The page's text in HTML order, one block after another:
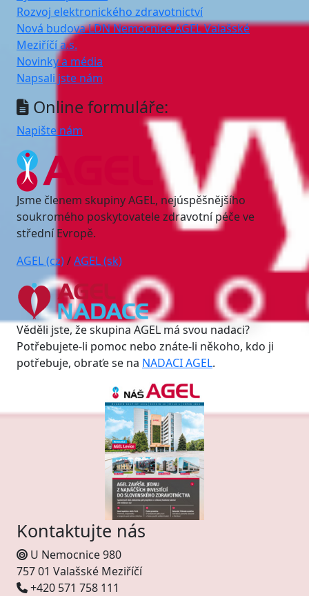
Rozvoj elektronického zdravotnictví
Nová budova LDN Nemocnice AGEL Valašské
Meziříčí a.s.
Novinky a média
Napsali jste nám
Online formuláře:
Napište nám
Jsme členem skupiny AGEL, nejúspěšnějšího
soukromého poskytovatele zdravotní péče ve
střední Evropě.
AGEL (cz)/AGEL (sk)
Věděli jste, že skupina AGEL má svou nadaci?
Potřebujete-li pomoc nebo znáte-li někoho, kdo ji
potřebuje, obraťe se na NADACI AGEL.
Kontaktujte nás
U Nemocnice 980
757 01 Valašské Meziříčí
+420 571 758 111